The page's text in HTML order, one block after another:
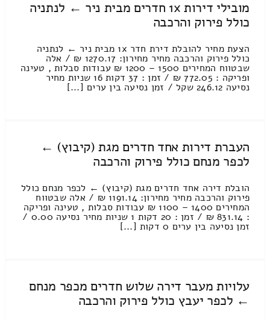
מובילי דירות 1x חדרים מבית ניר ← לנתניה
כולל פירוק והרכבה
הצעת מחיר להובלת דירת חדר 1x מבית ניר ← לנתניה
כולל פירוק והרכבה מחיר מחירון: 1270.17 ₪ / אלה
שבטווח המחירים 1500 – 1200 ₪ עבודות סבלות , טעינה
ופריקה : 772.05 ₪ / זמן : 37 דקות 16 שניות מחיר
נסיעה 246.12 שקל / זמן נסיעה בין ערים [...]
העברת דירות אחד חדרים מגת (קיבוץ) ←
לכפר מנחם כולל פירוק והרכבה
הובלת דירה אחד חדרים מגת (קיבוץ) ← לכפר מנחם כולל
פירוק והרכבה מחיר מחירון: 1191.14 ₪ / אלה שבטווח
המחירים 1400 – 1100 ₪ עבודות סבלות , טעינה ופריקה
: 831.14 ₪ / זמן : 20 דקות 1 שניות מחיר נסיעה 0.00 /
זמן נסיעה בין ערים 0 דקות [...]
עלויות מעבר דירה שלוש חדרים מכפר מנחם
← לכפר יעבץ כולל פירוק והרכבה